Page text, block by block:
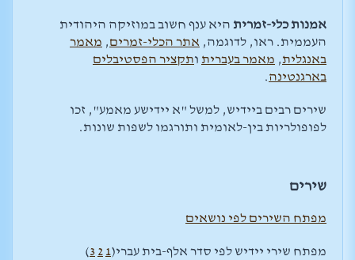
אמנות כלי-זמרית היא ענף חשוב במוזיקה היהודית
העממית. ראו, לדוגמה, אתר הכלי-זמרים, מאמר
באנגלית, מאמר בעברית ותקציר הפסטיבלים
בארגנטינה.
שירים רבים ביידיש, למשל "א יידישע מאמע", זכו
לפופולריות בין-לאומית ותורגמו לשפות שונות.
שירים
מפתח השירים לפי נושאים
מפתח שירי יידיש לפי סדר אלף-בית עברי(
1
2
3
)